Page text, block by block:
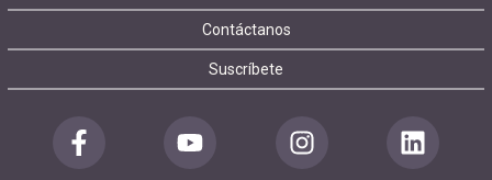
Contáctanos
Suscríbete
Redes